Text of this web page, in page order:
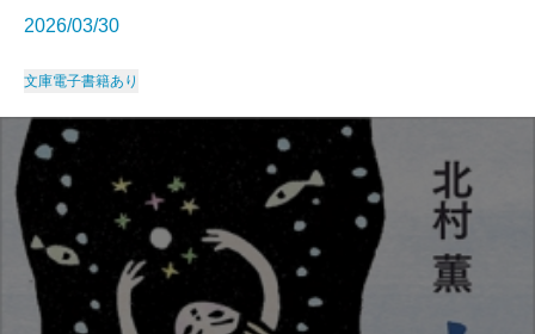
2026/03/30
文庫電子書籍あり